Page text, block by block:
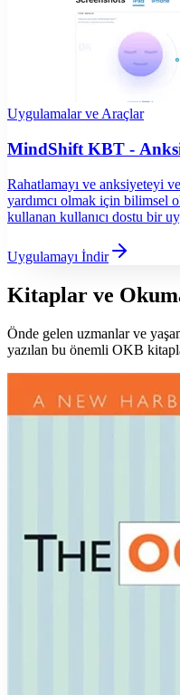
Uygulamalar ve Araçlar
MindShift KBT -
Rahatlamayı ve anksiyeteyi
yardımcı olmak için bilimsel
kullanan kullanıcı dostu bir
Uygulamayı İndir
Kitaplar ve
Önde gelen uzmanlar ve
yazılan bu önemli OKB